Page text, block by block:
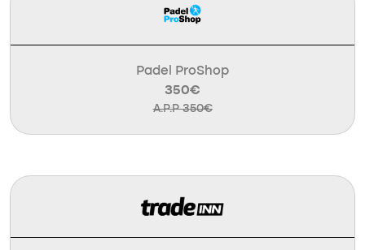
Padel ProShop
350€
A.P.P 350€